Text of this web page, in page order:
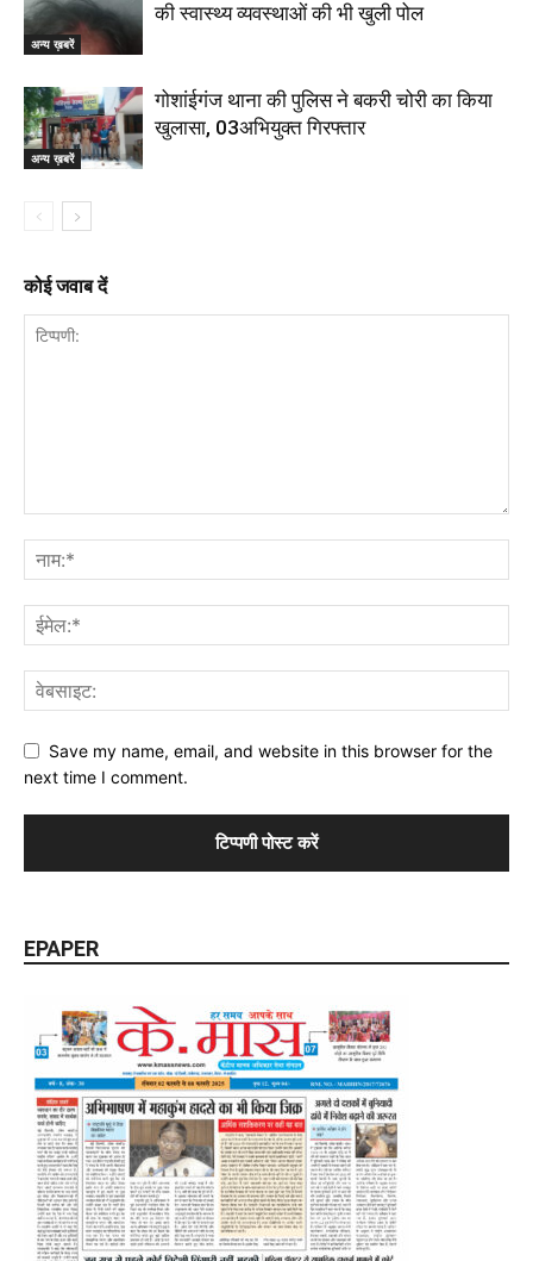
अन्य ख़बरें
की स्वास्थ्य व्यवस्थाओं की भी खुली पोल
अन्य ख़बरें
गोशांईगंज थाना की पुलिस ने बकरी चोरी का किया
खुलासा, 03अभियुक्त गिरफ्तार
कोई जवाब दें
Save my name, email, and website in this browser for the
next time I comment.
EPAPER